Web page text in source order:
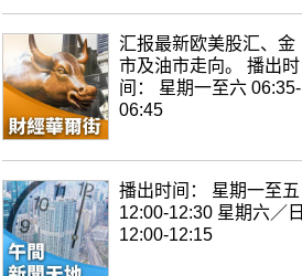
汇报最新欧美股汇、金
市及油市走向。 播出时
间： 星期一至六 06:35-
06:45
播出时间： 星期一至五
12:00-12:30 星期六／日
12:00-12:15